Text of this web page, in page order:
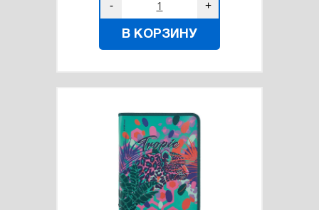
- +
В КОРЗИНУ